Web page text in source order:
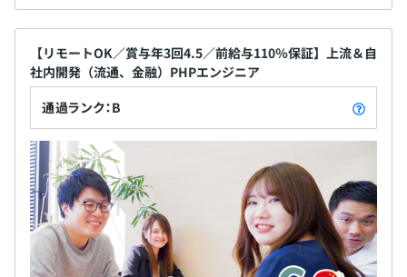
【リモートOK／賞与年3回4.5／前給与110％保証】上流＆自
社内開発（流通、金融）PHPエンジニア
通過ランク：B